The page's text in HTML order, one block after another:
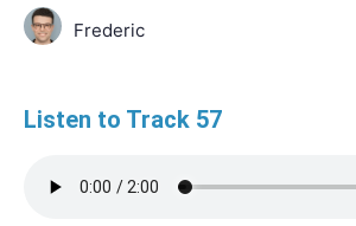
Frederic
Listen to Track 57